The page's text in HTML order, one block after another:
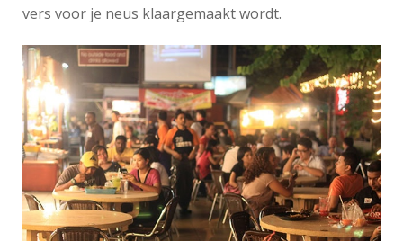
vers voor je neus klaargemaakt wordt.